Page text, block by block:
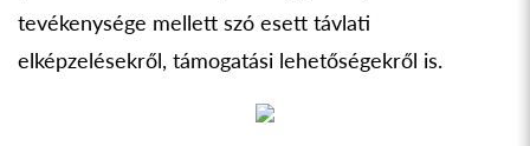
tevékenysége mellett szó esett távlati
elképzelésekről, támogatási lehetőségekről is.